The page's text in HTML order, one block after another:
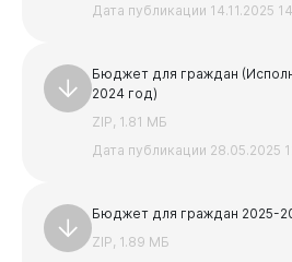
Дата публикации 14.11.2025
Бюджет для граждан
2024 год)
ZIP, 1.81 МБ
Дата публикации 28.05.2025
Бюджет для граждан 2025-
ZIP, 1.89 МБ